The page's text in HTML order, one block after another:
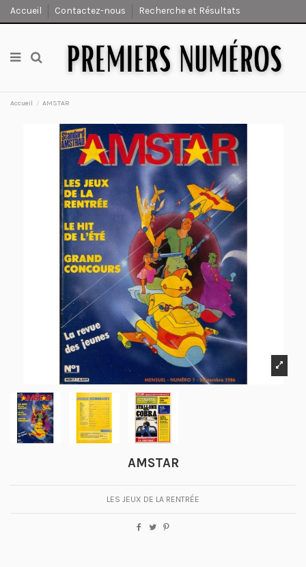
Accueil Contactez-nous Recherche et Résultats
Accueil AMSTAR
AMSTAR
LES JEUX DE LA RENTRÉE